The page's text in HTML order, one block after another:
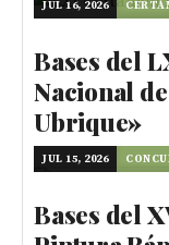
JUL 16, 2026
Bases del
Nacional
Ubrique»
JUL 15, 2026
Bases del